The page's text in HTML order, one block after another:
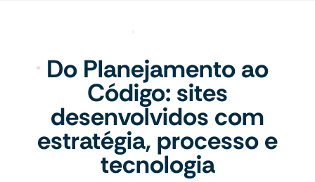
Do Planejamento ao
Código: sites
desenvolvidos com
estratégia, processo e
tecnologia